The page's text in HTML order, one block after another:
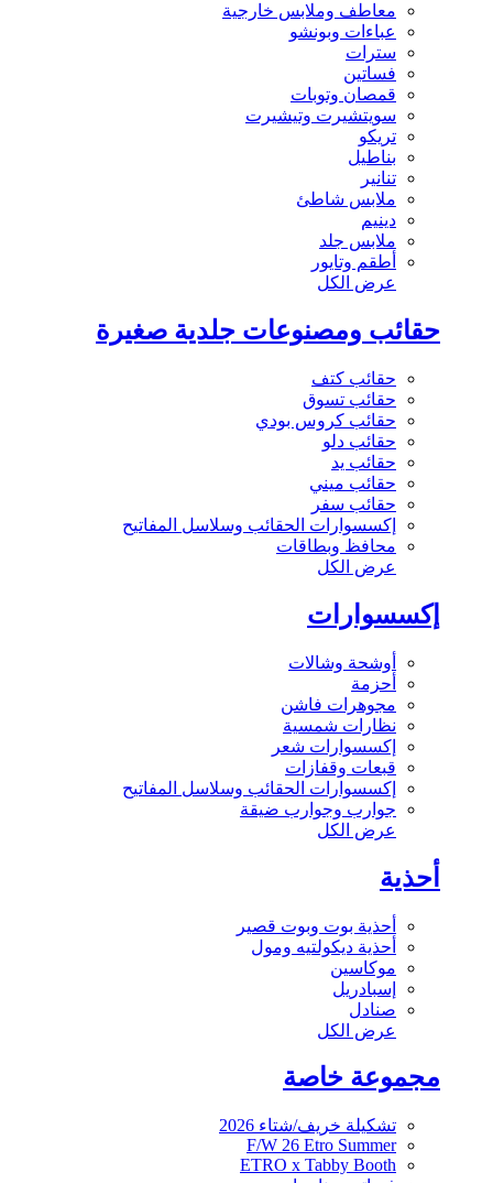
معاطف وملابس خارجية
عباءات وبونشو
سترات
فساتين
قمصان وتوبات
سويتشيرت وتيشيرت
تريكو
بناطيل
تنانير
ملابس شاطئ
دينيم
ملابس جلد
أطقم وتايور
عرض الكل
حقائب ومصنوعات جلدية صغيرة
حقائب كتف
حقائب تسوق
حقائب كروس بودي
حقائب دلو
حقائب يد
حقائب ميني
حقائب سفر
إكسسوارات الحقائب وسلاسل المفاتيح
محافظ وبطاقات
عرض الكل
إكسسوارات
أوشحة وشالات
أحزمة
مجوهرات فاشن
نظارات شمسية
إكسسوارات شعر
قبعات وقفازات
إكسسوارات الحقائب وسلاسل المفاتيح
جوارب وجوارب ضيقة
عرض الكل
أحذية
أحذية بوت وبوت قصير
أحذية ديكولتيه ومول
موكاسين
إسبادريل
صنادل
عرض الكل
مجموعة خاصة
تشكيلة خريف/شتاء 2026
F/W 26 Etro Summer
ETRO x Tabby Booth